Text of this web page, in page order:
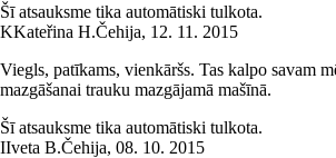
Šī atsauksme tika automātiski tulkota.
KKateřina H.Čehija, 12. 11. 2015
Viegls, patīkams, vienkāršs. Tas kalpo savam
mazgāšanai trauku mazgājamā mašīnā.
Šī atsauksme tika automātiski tulkota.
IIveta B.Čehija, 08. 10. 2015